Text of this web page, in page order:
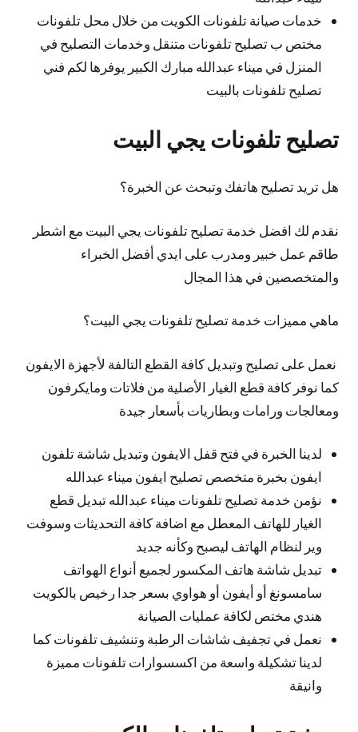
خدمات صيانة تلفونات الكويت من خلال محل تلفونات
مختص ب تصليح تلفونات متنقل وخدمات التصليح في
المنزل في ميناء عبدالله مبارك الكبير يوفرها لكم فني
تصليح تلفونات بالبيت
تصليح تلفونات يجي البيت
هل تريد تصليح هاتفك وتبحث عن الخبرة؟
نقدم لك افضل خدمة تصليح تلفونات يجي البيت مع اشطر
طاقم عمل خبير ومدرب على ايدي أفضل الخبراء
والمتخصصين في هذا المجال
ماهي مميزات خدمة تصليح تلفونات يجي البيت؟
نعمل على تصليح وتبديل كافة القطع التالفة لأجهزة الايفون
كما نوفر كافة قطع الغيار الأصلية من فلاتات ومايكرفون
ومعالجات ورامات وبطاريات بأسعار جيدة
لدينا الخبرة في فتح قفل الايفون وتبديل شاشة تلفون
ايفون بخبرة متخصص تصليح ايفون ميناء عبدالله
نؤمن خدمة تصليح تلفونات ميناء عبدالله تبديل قطع
الغيار للهاتف المعطل مع اضافة كافة التحديثات وسوفت
وير لنظام الهاتف ليصبح وكأنه جديد
تبديل شاشة هاتف المكسور لجميع أنواع الهواتف
سامسونغ أو أيفون أو هواوي بسعر جدا رخيص بالكويت
هندي مختص لكافة عمليات الصيانة
نعمل في تجفيف شاشات الرطبة وتنشيف تلفونات كما
لدينا تشكيلة واسعة من اكسسوارات تلفونات مميزة
وانيقة